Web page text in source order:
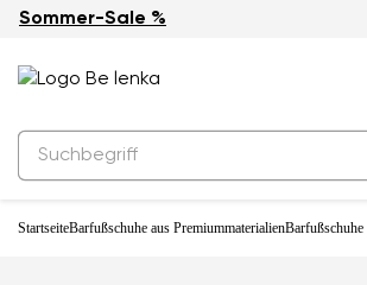
Sommer-Sale %
StartseiteBarfußschuhe aus Premiummaterialien
Neuheit